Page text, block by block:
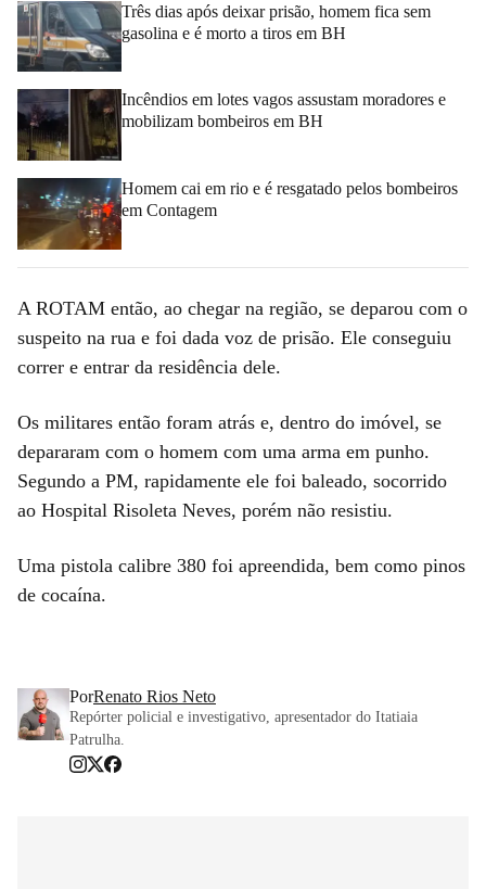
Três dias após deixar prisão, homem fica sem
gasolina e é morto a tiros em BH
Incêndios em lotes vagos assustam moradores e
mobilizam bombeiros em BH
Homem cai em rio e é resgatado pelos bombeiros
em Contagem
A ROTAM então, ao chegar na região, se deparou com o
suspeito na rua e foi dada voz de prisão. Ele conseguiu
correr e entrar da residência dele.
Os militares então foram atrás e, dentro do imóvel, se
depararam com o homem com uma arma em punho.
Segundo a PM, rapidamente ele foi baleado, socorrido
ao Hospital Risoleta Neves, porém não resistiu.
Uma pistola calibre 380 foi apreendida, bem como pinos
de cocaína.
PorRenato Rios Neto
Repórter policial e investigativo, apresentador do Itatiaia
Patrulha.